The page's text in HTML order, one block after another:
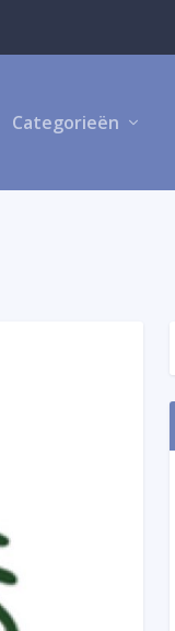
Categorieën